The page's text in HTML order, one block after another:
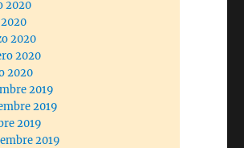
2020
2020
2020
2020
2019
2019
2019
2019